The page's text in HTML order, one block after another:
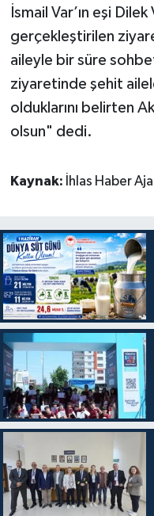
İsmail Var’ın eşi
gerçekleştirilen
aileyle bir süre
ziyaretinde şehit
olduklarını belirten
olsun" dedi.
Kaynak: İhlas Haber